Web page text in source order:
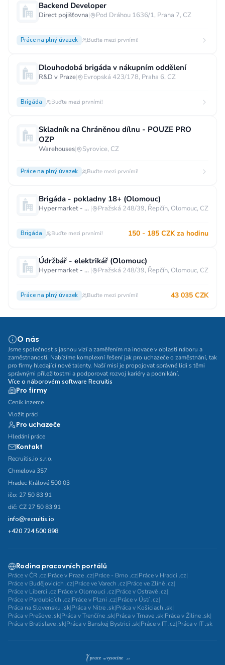
Backend Developer
Direct pojišťovna| Pod Dráhou 1636/1, Praha 7, CZ
Práce na plný úvazek Buďte mezi prvními!
Dlouhodobá brigáda v nákupním oddělení
R&D v Praze| Evropská 423/178, Praha 6, CZ
Brigáda Buďte mezi prvními!
Skladník na Chráněnou dílnu - POUZE PRO
OZP
Warehouses| Syrovice, CZ
Práce na plný úvazek Buďte mezi prvními!
Brigáda - pokladny 18+ (Olomouc)
Hypermarket - Olomouc | Pražská 248/39, Řepčín, Olomouc, CZ
Brigáda Buďte mezi prvními! 150 - 185 CZK za hodinu
Údržbář - elektrikář (Olomouc)
Hypermarket - Olomouc | Pražská 248/39, Řepčín, Olomouc, CZ
Práce na plný úvazek Buďte mezi prvními! 43 035 CZK
O nás
Jsme společnost s jasnou vizí a zaměřením na inovace v oblasti náboru a
zaměstnanosti. Nabízíme komplexní řešení jak pro uchazeče o zaměstnání, tak
pro firmy hledající nové talenty. Naší misí je propojovat správné lidi s těmi
správnými příležitostmi a podporovat rozvoj kariéry a podnikání.
Více o náborovém software Recruitis
Pro firmy
Ceník inzerce
Vložit práci
Pro uchazeče
Hledání práce
Kontakt
Recruitis.io s.r.o.
Chmelova 357
Hradec Králové 500 03
ičo: 27 50 83 91
dič: CZ 27 50 83 91
info@recruitis.io
+420 724 500 898
Rodina pracovních portálů
Práce v ČR .cz|Práce v Praze .cz|Práce - Brno .cz|Práce v Hradci .cz|
Práce v Budějovicích .cz|Práce ve Varech .cz|Práce ve Zlíně .cz|
Práce v Liberci .cz|Práce v Olomouci .cz|Práce v Ostravě .cz|
Práce v Pardubicích .cz|Práce v Plzni .cz|Práce v Ústí .cz|
Práca na Slovensku .sk|Práca v Nitre .sk|Práca v Košiciach .sk|
Práca v Prešove .sk|Práca v Trenčíne .sk|Práca v Trnave .sk|Práca v Žiline .sk|
Práca v Bratislave .sk|Práca v Banskej Bystrici .sk|Práce v IT .cz|Práca v IT .sk